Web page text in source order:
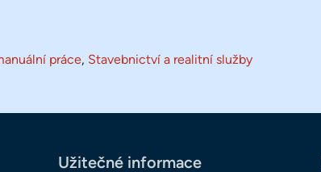
práce, Stavebnictví a realitní služby
Užitečné informace